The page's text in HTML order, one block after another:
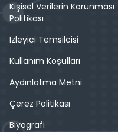
Kişisel Verilerin Korunması
Politikası
İzleyici Temsilcisi
Kullanım Koşulları
Aydınlatma Metni
Çerez Politikası
Biyografi